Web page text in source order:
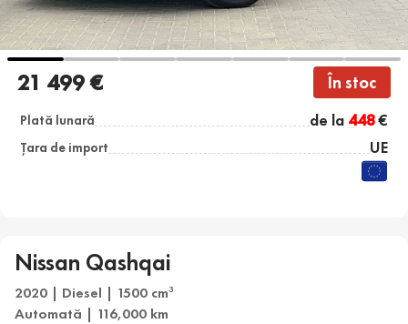
21 499 € În stoc
Plată lunară de la 448€
Țara de import UE
Nissan Qashqai
2020 | Diesel | 1500 cm3
Automată | 116,000 km